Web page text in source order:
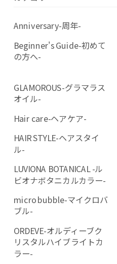
Anniversary-周年-
Beginner's Guide-初めて
の方へ-
GLAMOROUS-グラマラス
オイル-
Hair care-ヘアケア-
HAIR STYLE-ヘアスタイ
ル-
LUVIONA BOTANICAL -ル
ビオナボタニカルカラー-
micro bubble-マイクロバ
ブル-
ORDEVE-オルディーブク
リスタルハイブライトカ
ラー-